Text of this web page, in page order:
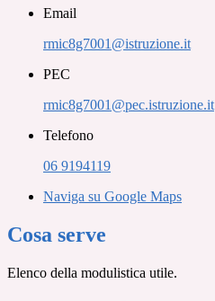
Email
rmic8g7001@istruzione.it
PEC
rmic8g7001@pec.istruzione.it
Telefono
06 9194119
Naviga su Google Maps
Cosa serve
Elenco della modulistica utile.